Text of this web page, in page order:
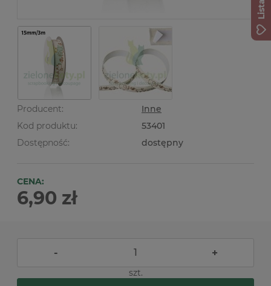
Producent:
Inne
Kod produktu:
53401
Dostępność:
dostępny
CENA:
6,90 zł
- +
szt.